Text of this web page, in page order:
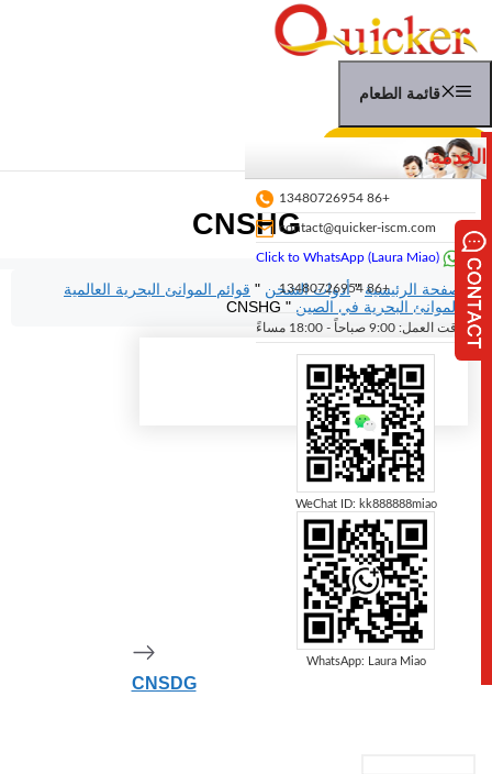
إلى
المحتوى
قائمة الطعام
عرض أسعار الشحن
CNSHG
الصفحة الرئيسية"أدوات الشحن " قوائم الموانئ البحرية العالمية
"
الموانئ البحرية في الصين "
CNSHG
الخدمة
+86 13480726954
contact@quicker-iscm.com
+86 13480726954
وقت العمل: 9:00 صباحاً - 18:00 مساءً
WeChat ID: kk888888miao
WhatsApp: Laura Miao
CNSJM
CNSDG